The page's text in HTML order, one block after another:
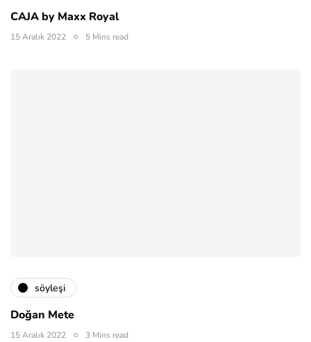
CAJA by Maxx Royal
15 Aralık 2022 5 Mins read
söyleşi
Doğan Mete
15 Aralık 2022 3 Mins read